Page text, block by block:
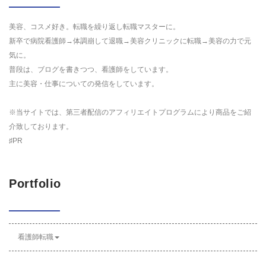
美容、コスメ好き。転職を繰り返し転職マスターに。
新卒で病院看護師→体調崩して退職→美容クリニックに転職→美容の力で元
気に。
普段は、ブログを書きつつ、看護師をしています。
主に美容・仕事についての発信をしています。
※当サイトでは、第三者配信のアフィリエイトプログラムにより商品をご紹
介致しております。
♯PR
Portfolio
看護師転職